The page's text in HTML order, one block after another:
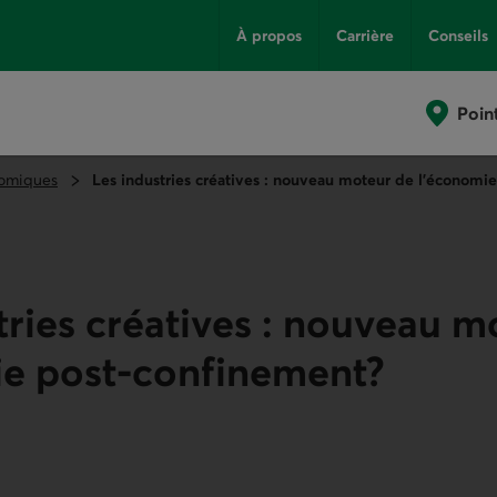
À propos Carrière Conseils
Les industries créatives : nouveau moteur de
créatives : nouveau
post-confinement?